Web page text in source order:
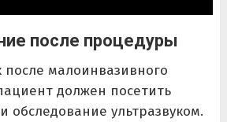
после процедуры
после малоинвазивного
должен посетить
обследование ультразвуком.